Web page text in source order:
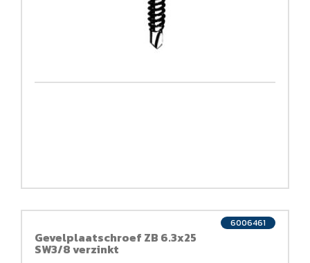
Gevelplaatschroef ZB 6.3x25
SW3/8 verzinkt
6006461